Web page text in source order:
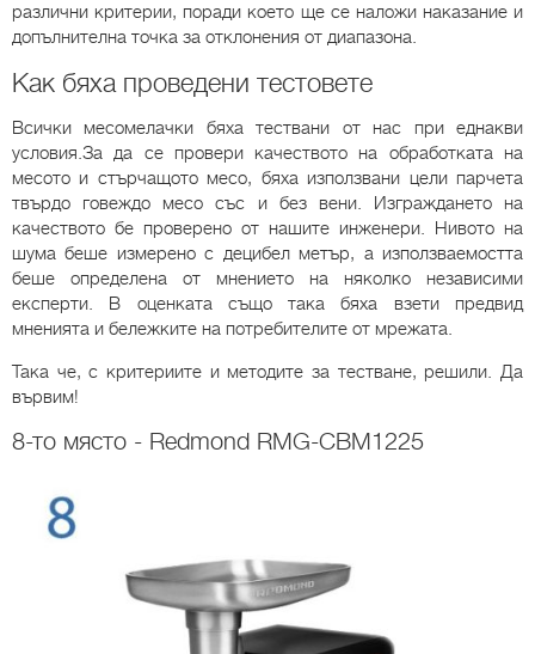
различни критерии, поради което ще се наложи наказание и
допълнителна точка за отклонения от диапазона.
Как бяха проведени тестовете
Всички месомелачки бяха тествани от нас при еднакви
условия.За да се провери качеството на обработката на
месото и стърчащото месо, бяха използвани цели парчета
твърдо говеждо месо със и без вени. Изграждането на
качеството бе проверено от нашите инженери. Нивото на
шума беше измерено с децибел метър, а използваемостта
беше определена от мнението на няколко независими
експерти. В оценката също така бяха взети предвид
мненията и бележките на потребителите от мрежата.
Така че, с критериите и методите за тестване, решили. Да
вървим!
8-то място - Redmond RMG-CBM1225